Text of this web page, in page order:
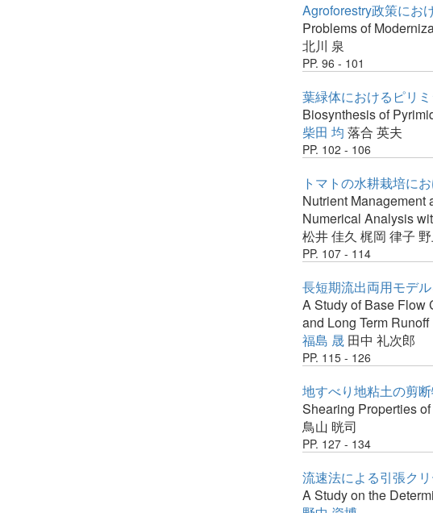
Agroforestry政策にお
Problems of
北川 泉
PP. 96 - 101
葉緑体におけるピリ
Biosynthesis of
柴田 均 落合 英夫
PP. 102 - 106
トマトの水耕栽培に
Nutrient Management
Numerical Analysis
松井 佳久 梶岡 律子
PP. 107 - 114
長短期流出両用モデ
A Study of Base Flow
and Long Term Runoff
福島 晟 田中 礼次郎
PP. 115 - 126
地すべり地粘土の剪
Shearing Properties
鳥山 晄司
PP. 127 - 134
流速法による引張ク
A Study on the